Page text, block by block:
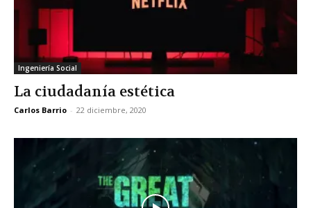
Ingeniería Social
La ciudadanía estética
Carlos Barrio - 22 diciembre, 2020